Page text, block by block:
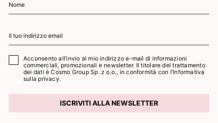
Acconsento all’invio al mio indirizzo e-mail di informazioni
commerciali, promozionali e newsletter. Il titolare del trattamento
dei dati è Cosmo Group Sp. z o.o., in conformità con l’Informativa
sulla privacy.
ISCRIVITI ALLA NEWSLETTER